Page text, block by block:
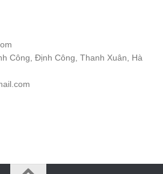
Công, Định Công, Thanh Xuân, Hà